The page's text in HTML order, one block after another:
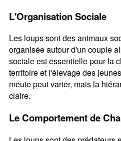
L'Organisation Sociale
Les loups sont des animaux
organisée autour d'un couple
sociale est essentielle pour la
territoire et l'élevage des
meute peut varier, mais la
claire.
Le Comportement de